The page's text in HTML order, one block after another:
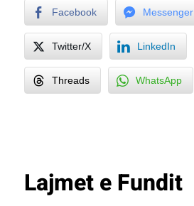
Facebook Messenger
Twitter/X LinkedIn
Threads WhatsApp
Lajmet e Fundit